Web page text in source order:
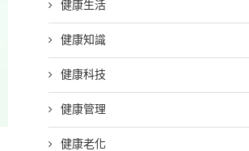
健康生活
健康知識
健康科技
健康管理
健康老化